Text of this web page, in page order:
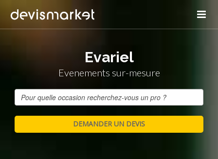
Evariel
Evenements sur-mesure